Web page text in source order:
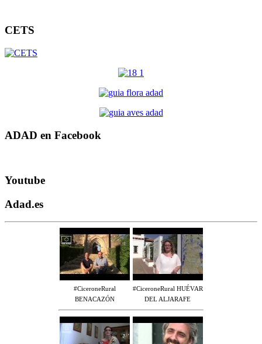
CETS
ADAD en Facebook
Youtube
Adad.es
#CiceroneRural
BENACAZÓN
#CiceroneRural HUÉVAR
DEL ALJARAFE